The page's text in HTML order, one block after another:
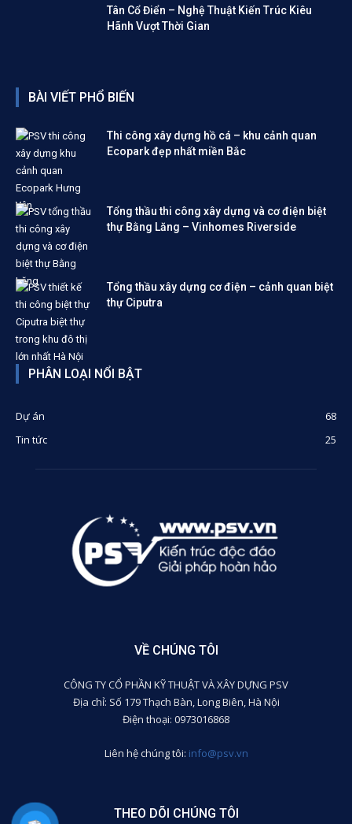
Tân Cổ Điển – Nghệ Thuật Kiến Trúc Kiêu
Hãnh Vượt Thời Gian
BÀI VIẾT PHỔ BIẾN
Thi công xây dựng hồ cá – khu cảnh quan
Ecopark đẹp nhất miền Bắc
Tổng thầu thi công xây dựng và cơ điện biệt
thự Bằng Lăng – Vinhomes Riverside
Tổng thầu xây dựng cơ điện – cảnh quan biệt
thự Ciputra
PHÂN LOẠI NỔI BẬT
Dự án
68
Tin tức
25
VỀ CHÚNG TÔI
CÔNG TY CỔ PHẦN KỸ THUẬT VÀ XÂY DỰNG PSV
Địa chỉ: Số 179 Thạch Bàn, Long Biên, Hà Nội
Điện thoại: 0973016868
Liên hệ chúng tôi: info@psv.vn
THEO DÕI CHÚNG TÔI